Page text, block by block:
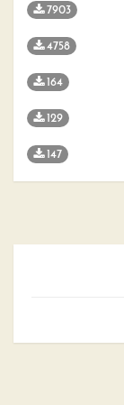
7903
4758
164
129
147